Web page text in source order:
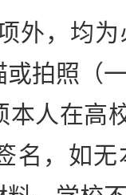
，均为
拍照（
人在高
名，如